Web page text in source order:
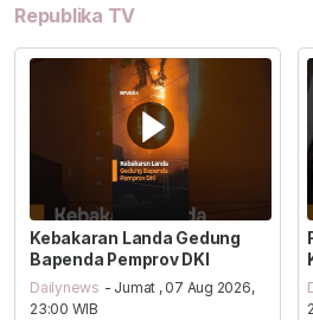
Republika TV
Kebakaran Landa Gedung
Bapenda Pemprov DKI
Dailynews - Jumat , 07 Aug 2026,
23:00 WIB